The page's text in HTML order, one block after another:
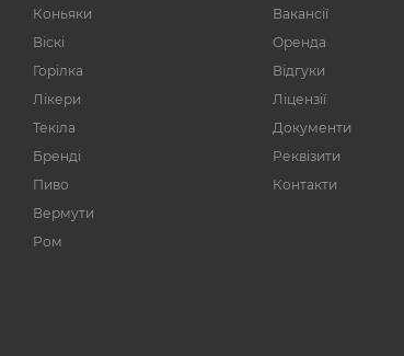
Коньяки
Віскі
Горілка
Лікери
Текіла
Бренді
Пиво
Вермути
Ром
Вакансії
Оренда
Відгуки
Ліцензії
Документи
Реквізити
Контакти